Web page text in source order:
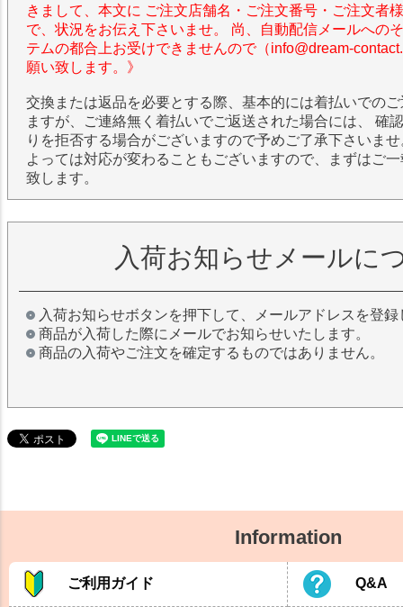
きまして、本文に ご注文店舗名・ご注文番号・ご注文者
で、状況をお伝え下さいませ。 尚、自動配信メールへの
テムの都合上お受けできませんので（info@dream-
願い致します。》
交換または返品を必要とする際、基本的には着払いでの
ますが、ご連絡無く着払いでご返送された場合には、 確
りを拒否する場合がございますので予めご了承下さいま
よっては対応が変わることもございますので、まずはご
致します。
入荷お知らせメールに
入荷お知らせボタンを押下して、メールアドレスを登
商品が入荷した際にメールでお知らせいたします。
商品の入荷やご注文を確定するものではありません。
Information
ご利用ガイド Q&A